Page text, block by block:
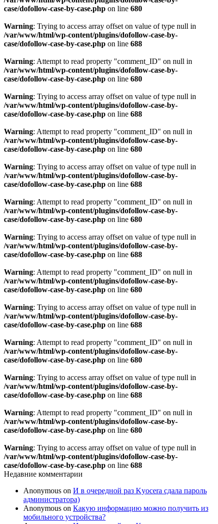
case/dofollow-case-by-case.php on line 680
Warning: Trying to access array offset on value of type null in
/var/www/html/wp-content/plugins/dofollow-case-by-
case/dofollow-case-by-case.php on line 688
Warning: Attempt to read property "comment_ID" on null in
/var/www/html/wp-content/plugins/dofollow-case-by-
case/dofollow-case-by-case.php on line 680
Warning: Trying to access array offset on value of type null in
/var/www/html/wp-content/plugins/dofollow-case-by-
case/dofollow-case-by-case.php on line 688
Warning: Attempt to read property "comment_ID" on null in
/var/www/html/wp-content/plugins/dofollow-case-by-
case/dofollow-case-by-case.php on line 680
Warning: Trying to access array offset on value of type null in
/var/www/html/wp-content/plugins/dofollow-case-by-
case/dofollow-case-by-case.php on line 688
Warning: Attempt to read property "comment_ID" on null in
/var/www/html/wp-content/plugins/dofollow-case-by-
case/dofollow-case-by-case.php on line 680
Warning: Trying to access array offset on value of type null in
/var/www/html/wp-content/plugins/dofollow-case-by-
case/dofollow-case-by-case.php on line 688
Warning: Attempt to read property "comment_ID" on null in
/var/www/html/wp-content/plugins/dofollow-case-by-
case/dofollow-case-by-case.php on line 680
Warning: Trying to access array offset on value of type null in
/var/www/html/wp-content/plugins/dofollow-case-by-
case/dofollow-case-by-case.php on line 688
Warning: Attempt to read property "comment_ID" on null in
/var/www/html/wp-content/plugins/dofollow-case-by-
case/dofollow-case-by-case.php on line 680
Warning: Trying to access array offset on value of type null in
/var/www/html/wp-content/plugins/dofollow-case-by-
case/dofollow-case-by-case.php on line 688
Warning: Attempt to read property "comment_ID" on null in
/var/www/html/wp-content/plugins/dofollow-case-by-
case/dofollow-case-by-case.php on line 680
Warning: Trying to access array offset on value of type null in
/var/www/html/wp-content/plugins/dofollow-case-by-
case/dofollow-case-by-case.php on line 688
Недавние комментарии
Anonymous on И в очередной раз Kyocera сдала пароль
администратора)
Anonymous on Какую информацию можно получить из
мобильного устройства?